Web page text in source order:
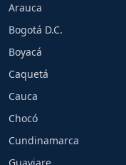
Arauca
Bogotá D.C.
Boyacá
Caquetá
Cauca
Chocó
Cundinamarca